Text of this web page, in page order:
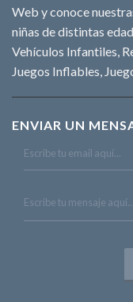
Web y conoce
niñas de distintas
Vehículos Infantiles,
Juegos Inflables,
ENVIAR UN